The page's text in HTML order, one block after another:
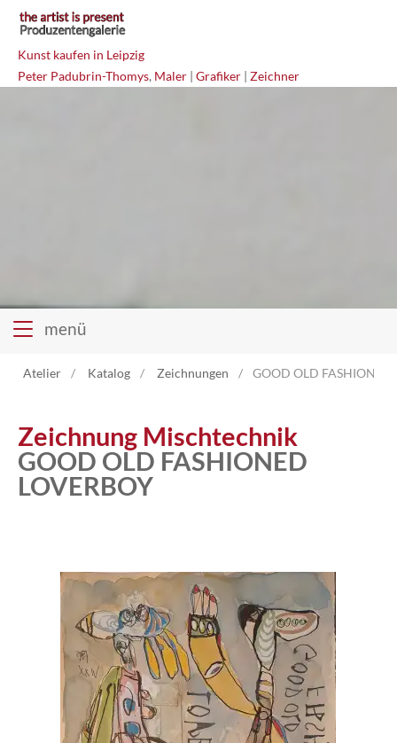
Kunst kaufen in Leipzig
Peter Padubrin-Thomys, Maler | Grafiker | Zeichner
menü
Atelier
Katalog
Vita
Atelier Katalog Zeichnungen GOOD OLD
Zeichnung Mischtechnik
GOOD OLD FASHIONED
LOVERBOY